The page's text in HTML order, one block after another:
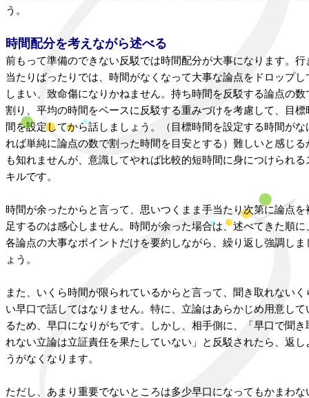
う。
時間配分を考えながら述べる
前もって準備のできない反駁では時間配分が大事になります。行
当たりばったりでは、時間がなくなって大事な論点をドロップし
しまい、致命傷になりかねません。持ち時間を反駁する論点の数
割り、平均の時間をベースに反駁する重みづけを考慮して、目標
間を設定してから話しましょう。（目標時間を設定する時間がな
れば単純に論点の数で割った時間を目安とする）難しいと感じる
も知れませんが、意識してやれば比較的短時間に身につけられる
キルです。
時間が余ったからと言って、思いつくまま手当たり次第に論点を
足するのは感心しません。時間が余った場合は、述べてきた順に
各論点の大事なポイントだけを要約しながら、繰り返し強調しま
ょう。
また、いくら時間が限られているからと言って、聞き取れないく
い早口で話してはなりません。特に、立論はあらかじめ用意して
るため、早口になりがちです。しかし、相手側に、「早口で聞き
れない立論は立証責任を果たしていない」と反駁されたら、返し
うがなくなります。
ただし、あまり重要でないところは多少早口になってもかまわな